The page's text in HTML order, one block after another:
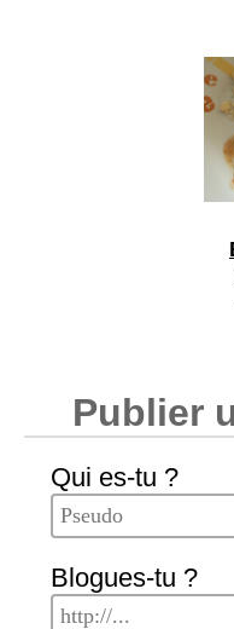
Publier
Qui es-tu ?
Blogues-tu ?